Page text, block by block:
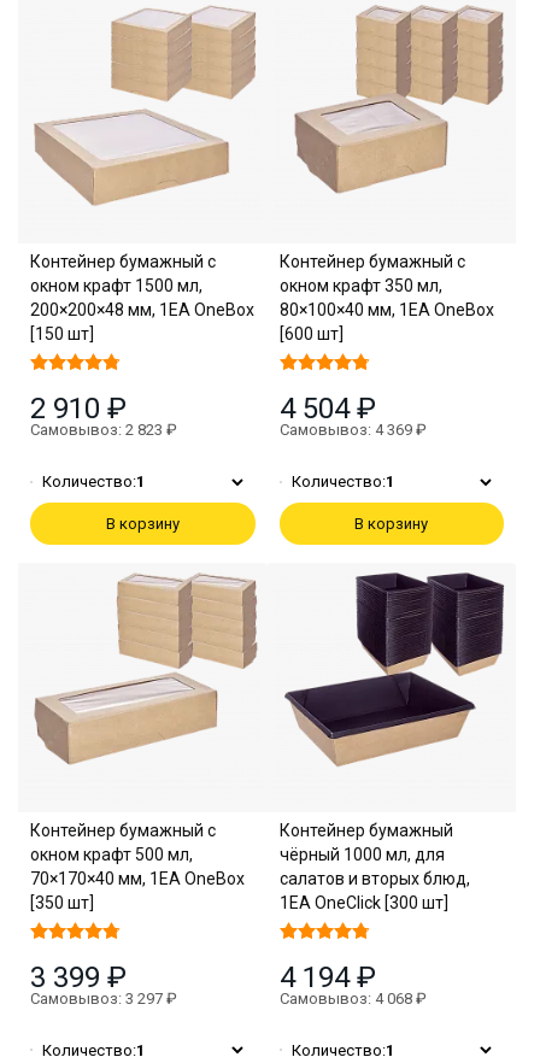
Контейнер бумажный с
окном крафт 1500 мл,
200×200×48 мм, 1EA OneBox
[150 шт]
2 910 ₽
Самовывоз: 2 823 ₽
Количество:1
В корзину
Контейнер бумажный с
окном крафт 350 мл,
80×100×40 мм, 1EA OneBox
[600 шт]
4 504 ₽
Самовывоз: 4 369 ₽
Количество:1
В корзину
Контейнер бумажный с
окном крафт 500 мл,
70×170×40 мм, 1EA OneBox
[350 шт]
3 399 ₽
Самовывоз: 3 297 ₽
Количество:1
Контейнер бумажный
чёрный 1000 мл, для
салатов и вторых блюд,
1EA OneClick [300 шт]
4 194 ₽
Самовывоз: 4 068 ₽
Количество:1